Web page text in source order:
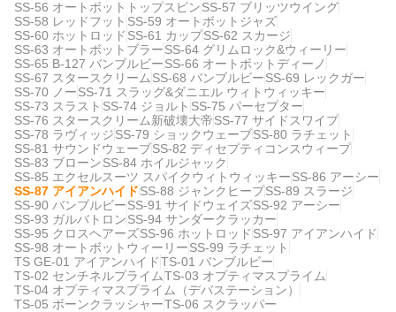
SS-56 オートボットトップスピンSS-57 ブリッツウイング
SS-58 レッドフット SS-59 オートボットジャズ
SS-60 ホットロッド SS-61 カップSS-62 スカージ
SS-63 オートボットブラーSS-64 グリムロック&ウィーリー
SS-65 B-127 バンブルビーSS-66 オートボットディーノ
SS-67 スタースクリーム SS-68 バンブルビーSS-69 レックガー
SS-70 ノーSS-71 スラッグ&ダニエル ウィトウィッキー
SS-73 スラスト SS-74 ジョルト SS-75 パーセプター
SS-76 スタースクリーム新破壊大帝SS-77 サイドスワイプ
SS-78 ラヴィッジSS-79 ショックウェーブSS-80 ラチェット
SS-81 サウンドウェーブSS-82 ディセプティコンスウィープ
SS-83 ブローンSS-84 ホイルジャック
SS-85 エクセルスーツ スパイクウィトウィッキーSS-86 アーシー
SS-87 アイアンハイドSS-88 ジャンクヒープSS-89 スラージ
SS-90 バンブルビーSS-91 サイドウェイズSS-92 アーシー
SS-93 ガルバトロンSS-94 サンダークラッカー
SS-95 クロスヘアーズSS-96 ホットロッド SS-97 アイアンハイド
SS-98 オートボットウィーリーSS-99 ラチェット
TS GE-01 アイアンハイドTS-01 バンブルビー
TS-02 センチネルプライムTS-03 オプティマスプライム
TS-04 オプティマスプライム（デバステーション）
TS-05 ボーンクラッシャーTS-06 スクラッパー